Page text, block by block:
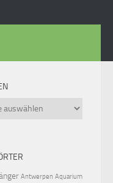
Antwerpen Aquarium